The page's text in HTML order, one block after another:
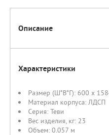
Описание
Характеристики
Размер (Ш*В*Г): 600 x
Материал корпуса: ЛДСП
Серия: Теви
Вес изделия, кг: 23
Объем: 0.057 м